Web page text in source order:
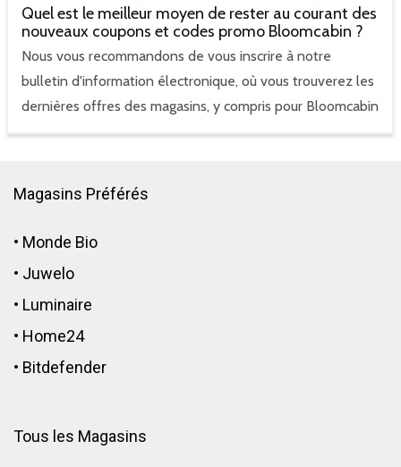
Quel est le meilleur moyen de rester au courant des
nouveaux coupons et codes promo Bloomcabin ?
Nous vous recommandons de vous inscrire à notre
bulletin d'information électronique, où vous trouverez les
dernières offres des magasins, y compris pour Bloomcabin
Magasins Préférés
• Monde Bio
• Juwelo
• Luminaire
• Home24
• Bitdefender
Tous les Magasins